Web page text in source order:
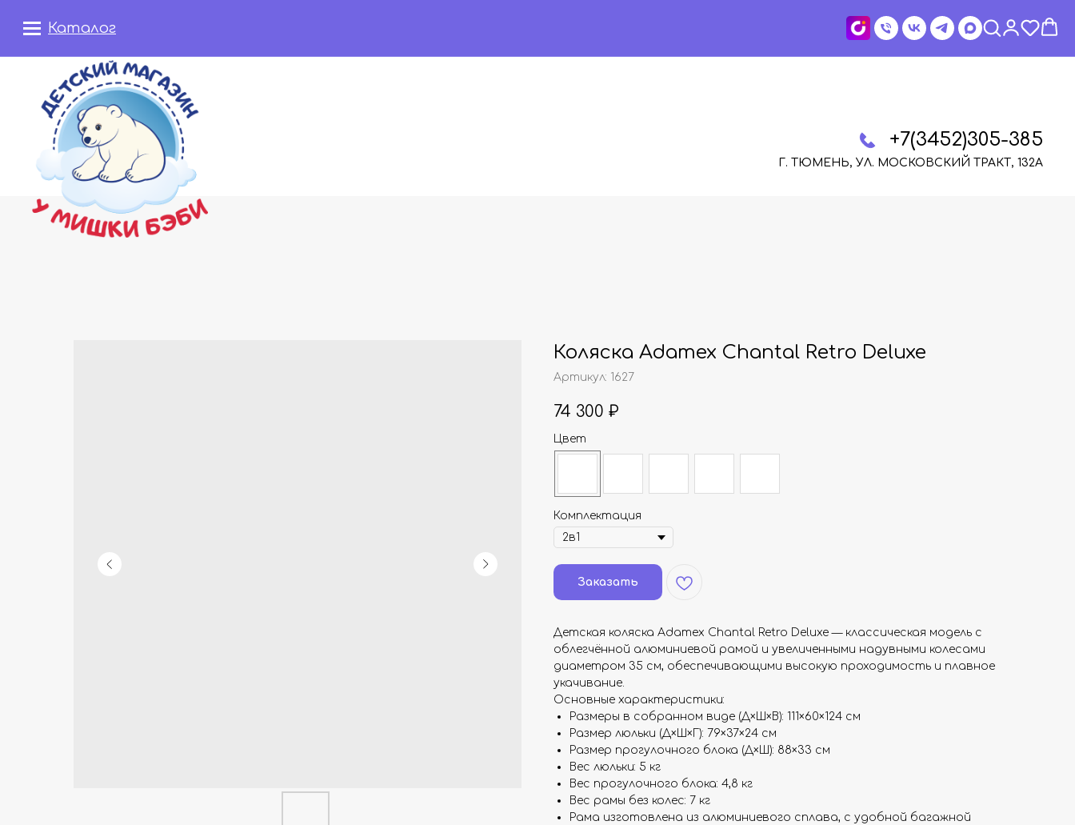
+7(3452)305-385
Г. ТЮМЕНЬ, УЛ. МОСКОВСКИЙ ТРАКТ, 132А
Каталог
Коляска Adamex Chantal Retro Deluxe
Артикул: 1627
74 300 ₽
Цвет
Комплектация
Заказать
Детская коляска Adamex Chantal Retro Deluxe — классическая модель с
облегчённой алюминиевой рамой и увеличенными надувными колесами
диаметром 35 см, обеспечивающими высокую проходимость и плавное
укачивание.
Основные характеристики:
Размеры в собранном виде (Д×Ш×В): 111×60×124 см
Размер люльки (Д×Ш×Г): 79×37×24 см
Размер прогулочного блока (Д×Ш): 88×33 см
Вес люльки: 5 кг
Вес прогулочного блока: 4,8 кг
Вес рамы без колес: 7 кг
Рама изготовлена из алюминиевого сплава, с удобной багажной